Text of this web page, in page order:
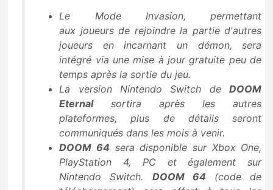
Le Mode Invasion, permettant
aux joueurs de rejoindre la partie d'autres
joueurs en incarnant un démon, sera
intégré via une mise à jour gratuite peu de
temps après la sortie du jeu.
La version Nintendo Switch deDOOM
Eternalsortira après les autres
plateformes, plus de détails seront
communiqués dans les mois à venir.
DOOM 64 sera disponible sur Xbox One,
PlayStation 4, PC et également sur
Nintendo Switch. DOOM 64 (code de